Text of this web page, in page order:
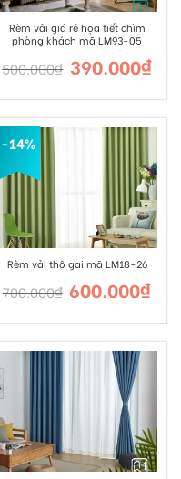
Rèm vải giá rẻ họa tiết chìm
phòng khách mã LM93-05
500.000₫ 390.000₫
-14%
Rèm vải thô gai mã LM18-26
700.000₫ 600.000₫